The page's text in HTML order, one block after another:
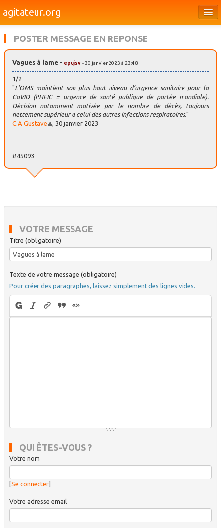
agitateur.org
Bourges & le Cher
Culture
Médias
Dossiers
POSTER MESSAGE EN REPONSE
Vagues à lame - epujsv - 30 janvier 2023 à 23:48
1/2
"L’OMS maintient son plus haut niveau d’urgence sanitaire pour la
CoVID (PHEIC = urgence de santé publique de portée mondiale).
Décision notamment motivée par le nombre de décès, toujours
nettement supérieur à celui des autres infections respiratoires."
C.A Gustave
, 30 janvier 2023
#45093
VOTRE MESSAGE
Titre (obligatoire)
Texte de votre message (obligatoire)
Pour créer des paragraphes, laissez simplement des lignes vides.
QUI ÊTES-VOUS ?
Votre nom
[Se connecter]
Votre adresse email